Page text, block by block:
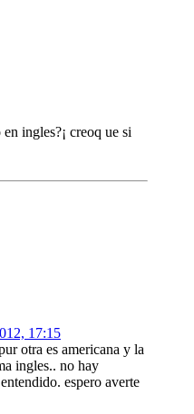
ingles?¡ creoq ue si
17:15
otra es americana y la
ingles.. no hay
espero averte